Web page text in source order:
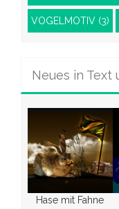
VOGELMOTIV (3)
Neues in Text
Hase mit Fahne